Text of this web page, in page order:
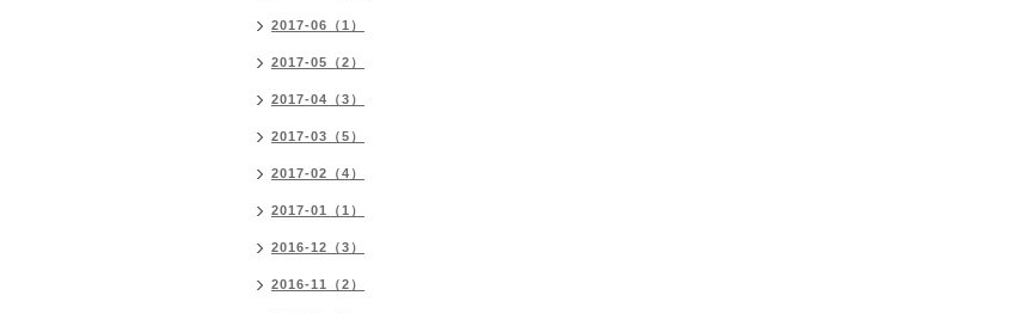
2017-06（1）
2017-05（2）
2017-04（3）
2017-03（5）
2017-02（4）
2017-01（1）
2016-12（3）
2016-11（2）